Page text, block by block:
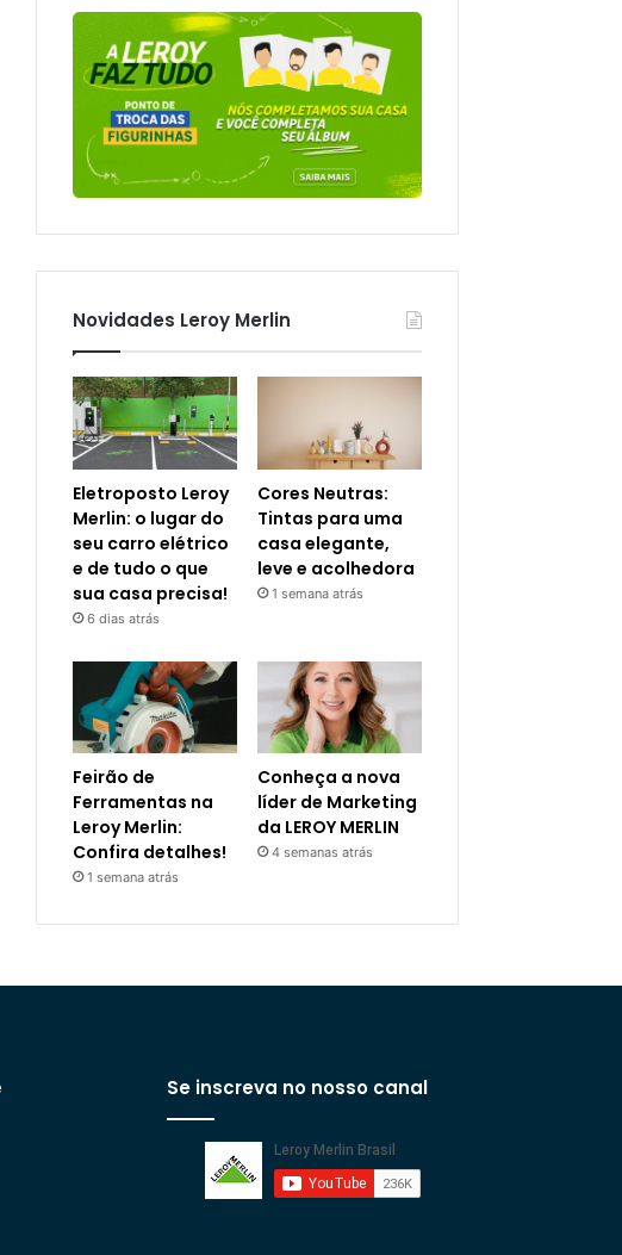
Novidades Leroy Merlin
Eletroposto Leroy
Merlin: o lugar do
seu carro elétrico
e de tudo o que
sua casa precisa!
6 dias atrás
Cores Neutras:
Tintas para uma
casa elegante,
leve e acolhedora
1 semana atrás
Feirão de
Ferramentas na
Leroy Merlin:
Confira detalhes!
1 semana atrás
Conheça a nova
líder de Marketing
da LEROY MERLIN
4 semanas atrás
Se inscreva no nosso canal